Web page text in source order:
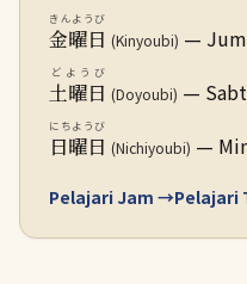
金曜日
きんようび
(Kinyoubi) —
土曜日
どようび
(Doyoubi) —
日曜日
にちようび
(Nichiyoubi) —
Pelajari Jam →Pelajari